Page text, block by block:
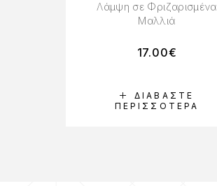
ΔΙΑΒΆΣΤΕ
ΠΕΡΙΣΣΌΤΕΡΑ
Λάμψη σε Φριζαρισμένα
Μαλλιά
17.00€